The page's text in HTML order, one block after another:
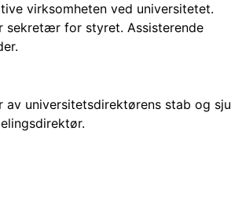
virksomheten ved universitetet.
sekretær for styret. Assisterende
av universitetsdirektørens stab og sju